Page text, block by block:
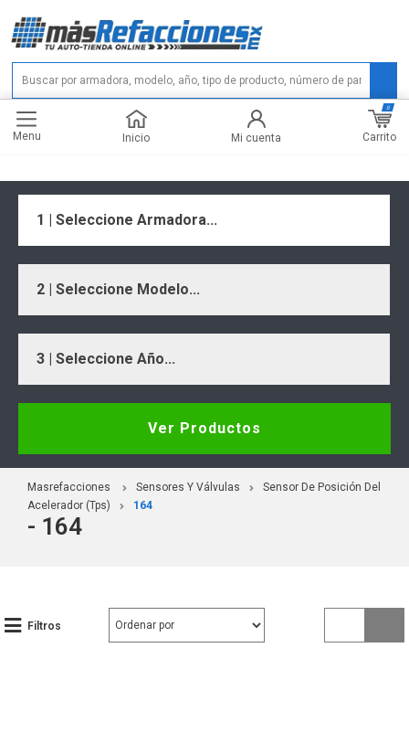
Menu Inicio Mi cuenta Carrito
0
1 | Seleccione Armadora...
2 | Seleccione Modelo...
3 | Seleccione Año...
Ver Productos
Masrefacciones Sensores Y Válvulas
Sensor De Posición Del
Acelerador (Tps)
164
- 164
Filtros